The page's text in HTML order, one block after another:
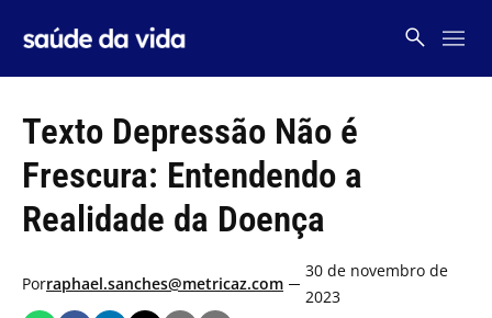
Texto Depressão Não é
Frescura: Entendendo a
Realidade da Doença
Porraphael.sanches@metricaz.com
30 de novembro de
2023